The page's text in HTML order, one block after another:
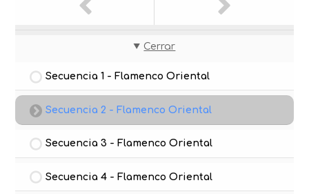
Cerrar
Secuencia 1 - Flamenco Oriental
Secuencia 2 - Flamenco Oriental
Secuencia 3 - Flamenco Oriental
Secuencia 4 - Flamenco Oriental